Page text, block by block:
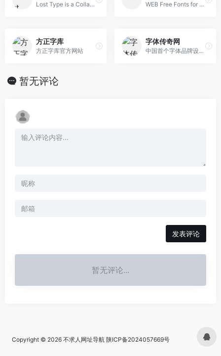
Lost Type is a Collaborative Digital Type Foundry WEB Free Fonts for Windows and Mac / Font free Download
方正字库
方正字库官方网站
字体传奇网
中国首个字体品牌设计师交流网
暂无评论
发表评论
暂无评论...
Copyright © 2026 不求人网址导航 陕ICP备2024057669号